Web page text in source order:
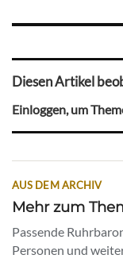
Diesen Artikel
Einloggen, um
AUS DEM ARCHIV
Mehr zum
Passende
Personen und